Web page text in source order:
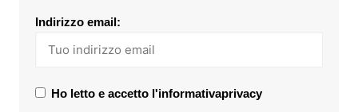
Indirizzo email:
Ho letto e accetto l'informativaprivacy